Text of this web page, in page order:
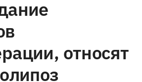
относят